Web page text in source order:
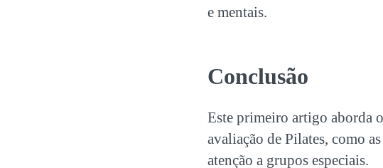
e mentais.
Conclusão
Este primeiro artigo aborda
avaliação de Pilates, como
atenção a grupos especiais.